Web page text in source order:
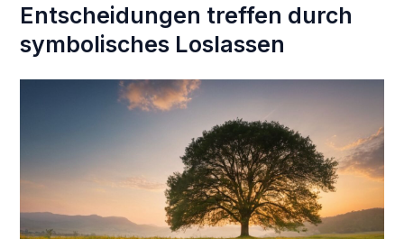
Entscheidungen treffen durch
symbolisches Loslassen